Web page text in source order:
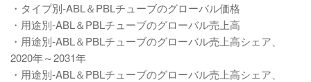
・タイプ別-ABL＆PBLチューブのグローバル価格
・用途別-ABL＆PBLチューブのグローバル売上高
・用途別-ABL＆PBLチューブのグローバル売上高シェア、
2020年～2031年
・用途別-ABL＆PBLチューブのグローバル売上高シェア、